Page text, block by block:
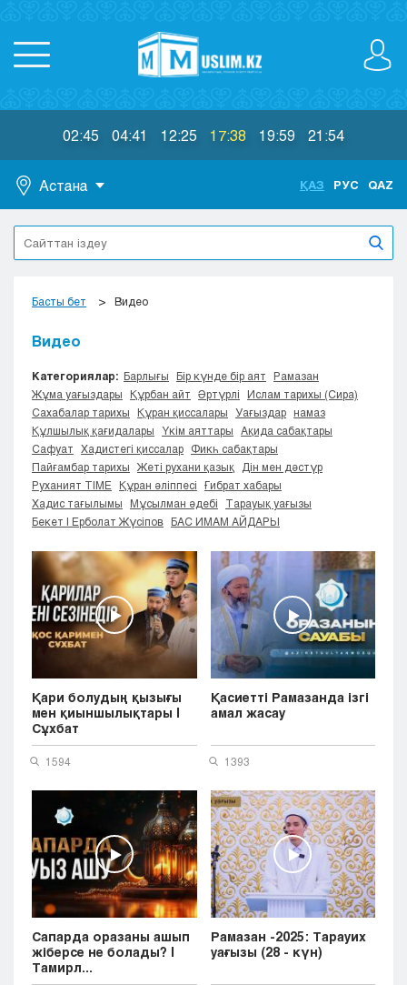
02:45 04:41 12:25 17:38 19:59 21:54
Астана
Астана
Алматы
Жезказган
Кокшетау
Костанай
Кызылорда
Павлодар
Петропавловск
Семей
Талдыкорган
Туркестан
Уральск
Усть-Каменогорск
Шымкент
ҚАЗ РУС QAZ
Басты бет Видео
Видео
Категориялар: Барлығы Бір күнде бір аят
Рамазан
Жұма уағыздары
Құрбан айт Әртүрлі
Ислам тарихы (Сира)
Сахабалар тарихы
Құран қиссалары Уағыздар
намаз
Құлшылық қағидалары
Үкім аяттары
Ақида сабақтары
Сафуат
Хадистегі қиссалар
Фикһ сабақтары
Пайғамбар тарихы
Жеті рухани қазық
Дін мен дәстүр
Руханият TIME
Құран әліппесі
Ғибрат хабары
Хадис тағылымы
Мұсылман әдебі
Тарауық уағызы
Бекет | Ерболат Жүсіпов
БАС ИМАМ АЙДАРЫ
Қари болудың қызығы
мен қиыншылықтары |
Сұхбат
1594
Қасиетті Рамазанда ізгі
амал жасау
1393
Сапарда оразаны ашып
жіберсе не болады? |
Тамирл...
Рамазан -2025: Тарауих
уағызы (28 - күн)